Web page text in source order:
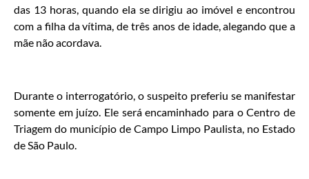
das 13 horas, quando ela se dirigiu ao imóvel e encontrou
com a filha da vítima, de três anos de idade, alegando que a
mãe não acordava.
Durante o interrogatório, o suspeito preferiu se manifestar
somente em juízo. Ele será encaminhado para o Centro de
Triagem do município de Campo Limpo Paulista, no Estado
de São Paulo.